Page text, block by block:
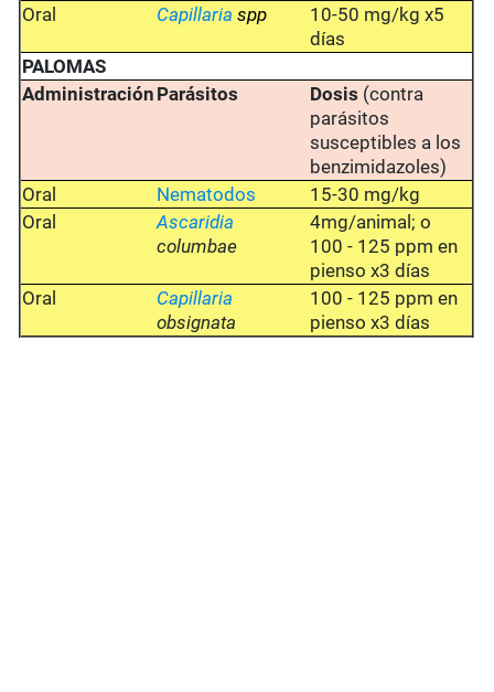
Oral
Capillaria spp
10-50 mg/kg x5
días
PALOMAS
Administración Parásitos Dosis (contra
parásitos
susceptibles a los
benzimidazoles)
Oral
Nematodos
15-30 mg/kg
Oral
Ascaridia
columbae
4mg/animal; o
100 - 125 ppm en
pienso x3 días
Oral
Capillaria
obsignata
100 - 125 ppm en
pienso x3 días